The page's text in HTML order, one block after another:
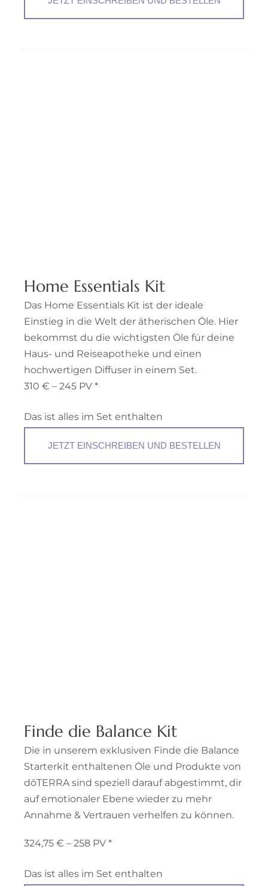
Home Essentials Kit
Das Home Essentials Kit ist der ideale
Einstieg in die Welt der ätherischen Öle. Hier
bekommst du die wichtigsten Öle für deine
Haus- und Reiseapotheke und einen
hochwertigen Diffuser in einem Set.
310 € – 245 PV *
Das ist alles im Set enthalten
JETZT EINSCHREIBEN UND BESTELLEN
Finde die Balance Kit
Die in unserem exklusiven Finde die Balance
Starterkit enthaltenen Öle und Produkte von
dōTERRA sind speziell darauf abgestimmt, dir
auf emotionaler Ebene wieder zu mehr
Annahme & Vertrauen verhelfen zu können.
324,75 € – 258 PV *
Das ist alles im Set enthalten